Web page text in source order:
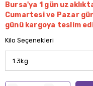
Bursa'ya 1 gün
Cumartesi ve Pazar
günü kargoya teslim
Kilo Seçenekleri